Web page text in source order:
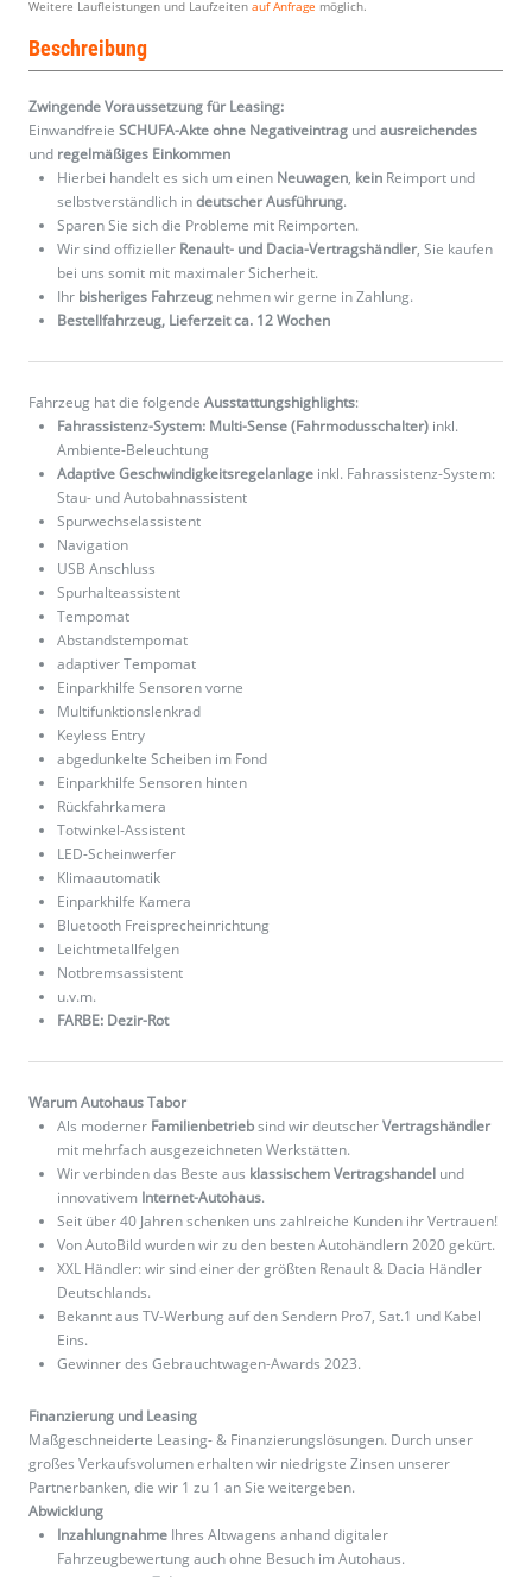
Weitere Laufleistungen und Laufzeiten auf Anfrage möglich.
Beschreibung
Zwingende Voraussetzung für Leasing:
Einwandfreie SCHUFA-Akte ohne Negativeintrag undausreichendes
und regelmäßiges Einkommen
Hierbei handelt es sich um einen Neuwagen, kein Reimport und
selbstverständlich indeutscher Ausführung.
Sparen Sie sich die Probleme mit Reimporten.
Wir sind offizieller Renault- und Dacia-Vertragshändler, Sie kaufen
bei uns somit mit maximaler Sicherheit.
Ihr bisheriges Fahrzeug nehmen wir gerne in Zahlung.
Bestellfahrzeug, Lieferzeit ca. 12 Wochen
Fahrzeug hat die folgende Ausstattungshighlights:
Fahrassistenz-System: Multi-Sense (Fahrmodusschalter) inkl.
Ambiente-Beleuchtung
Adaptive Geschwindigkeitsregelanlage inkl. Fahrassistenz-System:
Stau- und Autobahnassistent
Spurwechselassistent
Navigation
USB Anschluss
Spurhalteassistent
Tempomat
Abstandstempomat
adaptiver Tempomat
Einparkhilfe Sensoren vorne
Multifunktionslenkrad
Keyless Entry
abgedunkelte Scheiben im Fond
Einparkhilfe Sensoren hinten
Rückfahrkamera
Totwinkel-Assistent
LED-Scheinwerfer
Klimaautomatik
Einparkhilfe Kamera
Bluetooth Freisprecheinrichtung
Leichtmetallfelgen
Notbremsassistent
u.v.m.
FARBE: Dezir-Rot
Warum Autohaus Tabor
Als moderner Familienbetriebsind wir deutscherVertragshändler
mit mehrfach ausgezeichneten Werkstätten.
Wir verbinden das Beste aus klassischem Vertragshandel und
innovativem Internet-Autohaus.
Seit über 40 Jahren schenken uns zahlreiche Kunden ihr Vertrauen!
Von AutoBild wurden wir zu den besten Autohändlern 2020 gekürt.
XXL Händler: wir sind einer der größten Renault & Dacia Händler
Deutschlands.
Bekannt aus TV-Werbung auf den Sendern Pro7, Sat.1 und Kabel
Eins.
Gewinner des Gebrauchtwagen-Awards 2023.
Finanzierung und Leasing
Maßgeschneiderte Leasing- & Finanzierungslösungen. Durch unser
großes Verkaufsvolumen erhalten wir niedrigste Zinsen unserer
Partnerbanken, die wir 1 zu 1 an Sie weitergeben.
Abwicklung
Inzahlungnahme Ihres Altwagens anhand digitaler
Fahrzeugbewertung auch ohne Besuch im Autohaus.